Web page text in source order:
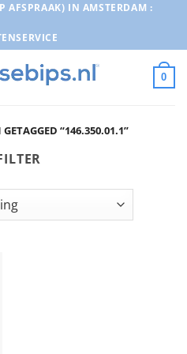
AFSPRAAK) IN AMSTERDAM :
0
“146.350.01.1”